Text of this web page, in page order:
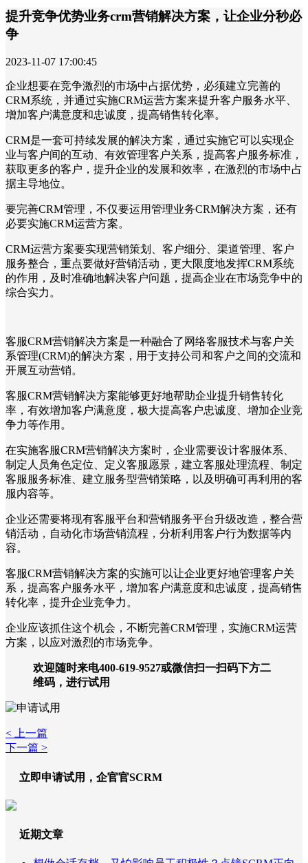
提升竞争优势业务crm营销解决方案，让企业分秒必
争
2023-11-07 17:00:45
企业想要在竞争激烈的市场中占据优势，必须建立完善的
CRM系统，并通过实施CRM运营方案来提升客户服务水平、
增加客户满意度和忠诚度，提高销售转化率。
CRM是一套可持续发展的解决方案，通过实施它可以实现企
业与客户间的互动、有效管理客户关系，提高客户服务标准，
获取更多的客户，提升企业的发展和效率，在激烈的市场中占
据主导地位。
要完善CRM管理，不仅要运用管理业务CRM解决方案，还有
必要实施CRM运营方案。
CRM运营方案要实现营销策划、客户细分、渠道管理、客户
服务整合，重点要做好营销活动，更大限度地发挥CRM系统
的作用，及时准确地解决客户问题，提高企业在市场竞争中的
综合实力。
客服CRM营销解决方案是一种融合了网络客服技术与客户关
系管理(CRM)的解决方案，用于支持公司和客户之间的交流和
开展互动营销。
客服CRM营销解决方案能够更好地帮助企业提升销售转化
率，有效增加客户满意度，极大提高客户忠诚度、增加企业竞
争力等作用。
在实施客服CRM营销解决方案时，企业需要设计客服体系、
制定人员角色定位、定义客服愿景，建立客服处理流程、制定
客服服务标准、建立服务型营销策略，以及明确可再利用的客
服内容等。
企业还需要将现有客服平台和营销服务平台升级改造，整合营
销活动，自动化市场营销流程，分析利用客户行为数据等内
容。
客服CRM营销解决方案的实施可以让企业更好地管理客户关
系，提高客户服务水平，增加客户满意度和忠诚度，提高销售
转化率，提升企业竞争力。
企业应该抓住这个机会，不断完善CRM管理，实施CRM运营
方案，以应对激烈的市场竞争。
欢迎随时来电400-619-9527或微信扫一扫码下方二
维码，进行试用
< 上一篇
下一篇 >
立即申请试用，企官官SCRM
近期文章